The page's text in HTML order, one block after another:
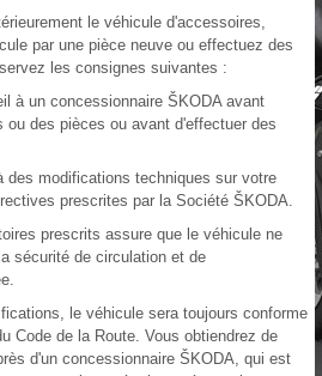
le véhicule d'accessoires,
par une pièce neuve ou effectuez des
les consignes suivantes :
à un concessionnaire ŠKODA avant
ou des pièces ou avant d'effectuer des
des modifications techniques sur votre
prescrites par la Société ŠKODA.
prescrits assure que le véhicule ne
sécurité de circulation et de
le véhicule sera toujours conforme
Code de la Route. Vous obtiendrez de
d'un concessionnaire ŠKODA, qui est